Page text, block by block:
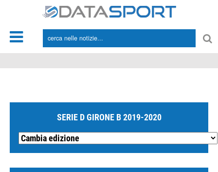
SERIE D GIRONE B 2019-2020